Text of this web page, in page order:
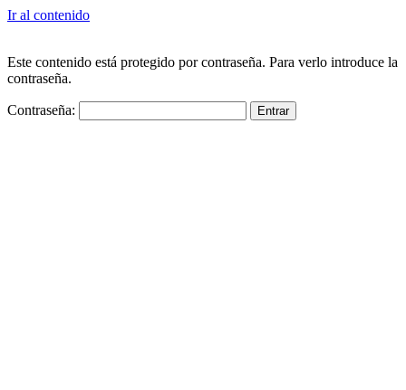
Ir al contenido
Este contenido está protegido por contraseña. Para verlo introduce la
contraseña.
Contraseña: